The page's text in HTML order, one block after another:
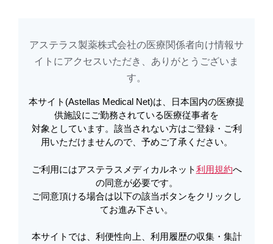
アステラスメディカルネットでは、利便性向上、利用履歴の収集・集計のた
Cookieを利用してアクセスデータを取得しています。詳しくは 利用規約
キックリンカプセル250mg（販売中
止）
患者さんサポート資材
安全性に関する情報 承認・薬価情報
アステラス製薬株式会社の医療関係者向け情報サ
イトに​アクセスいただき、ありがとうございま
す。​
本サイト(Astellas Medical Net)は、日本国内の医療提
供施設にご勤務されている医療従事者を
対象としています。該当されない方はご登録・ご利
用いただけませんので、予めご了承ください。
ご利用にはアステラスメディカルネット利用規約へ
の同意が必要です。
ご同意頂ける場合は以下の該当ボタンをクリックし
てお進み下さい。
本サイトでは、利便性向上、利用履歴の収集・集計